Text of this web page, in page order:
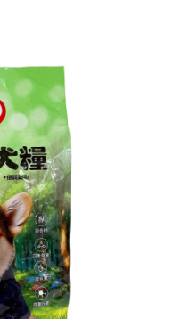
先享後付」服務完成之交
並將交易相關給付款項請求債
：
監護人之同意方可使用
之損失，本公司不負相關責
帳號之用戶狀況，依本公司即
之情形，本公司將視審查結果
冊。若發現惡意使用之情形，
用額度並採取法律行動。